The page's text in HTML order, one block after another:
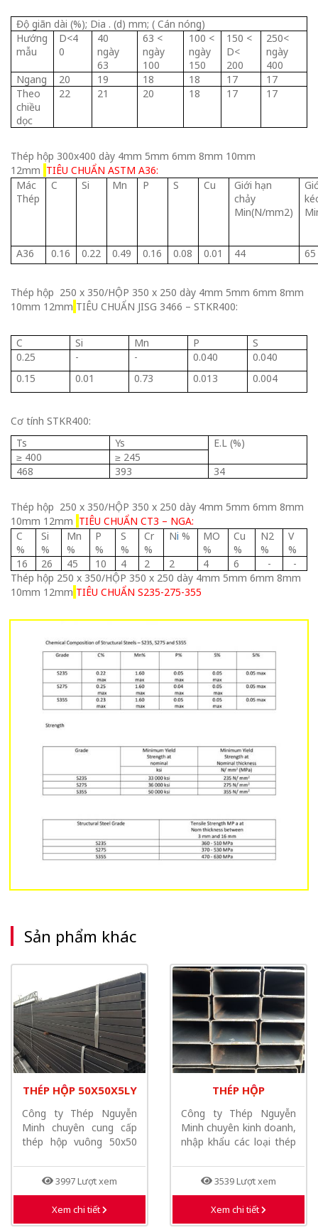
Độ giãn dài (%); Dia . (d) mm; ( Cán nóng)
Hướng
mẫu
D<4
0
40
ngày
63
63 <
ngày
100
100 <
ngày
150
150 <
D<
200
250<
ngày
400
Ngang
20 19 18 18 17
17
Theo
chiều
dọc
22 21 20 18 17 17
Thép hộp 300x400 dày 4mm 5mm 6mm 8mm 10mm
12mm TIÊU CHUẨN ASTM A36:
Mác
Thép
C Si Mn P S Cu
Giới hạn
chảy
Min(N/mm2)
A36 0.16 0.22 0.49 0.16 0.08 0.01 44 65
Thép hộp 250 x 350/HỘP 350 x 250 dày 4mm 5mm 6mm 8mm
10mm 12mm TIÊU CHUẨN JISG 3466 – STKR400:
C Si Mn P
S
0.25
- - 0.040
0.040
0.15
0.01 0.73 0.013 0.004
Cơ tính STKR400:
Ts
Ys
E.L (%)
≥ 400
≥ 245
468
393 34
Thép hộp 250 x 350/HỘP 350 x 250 dày 4mm 5mm 6mm 8mm
10mm 12mm TIÊU CHUẨN CT3 – NGA:
C
%
Si
%
Mn
%
P
%
S
%
Cr
%
Ni %
MO
%
Cu
%
N2
%
V
%
16
26 45 10 4 2 2 4 6 -
-
Thép hộp 250 x 350/HỘP 350 x 250 dày 4mm 5mm 6mm 8mm
10mm 12mm TIÊU CHUẨN S235-275-355
Sản phẩm khác
THÉP HỘP 50X50X5LY
Công ty Thép Nguyễn
Minh chuyên cung cấp
thép hộp vuông 50x50
3997 Lượt xem
Xem chi tiết
THÉP HỘP
160X80X5LY
Công ty Thép Nguyễn
Minh chuyên kinh doanh,
nhập khẩu các loại thép
3539 Lượt xem
Xem chi tiết